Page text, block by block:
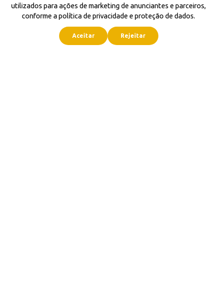
utilizados para ações de marketing de anunciantes e parceiros,
conforme a política de privacidade e proteção de dados.
Aceitar Rejeitar